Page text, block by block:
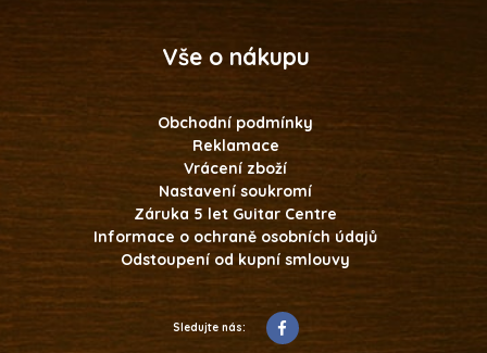
Vše o nákupu
Obchodní podmínky
Reklamace
Vrácení zboží
Nastavení soukromí
Záruka 5 let Guitar Centre
Informace o ochraně osobních údajů
Odstoupení od kupní smlouvy
Sledujte nás: